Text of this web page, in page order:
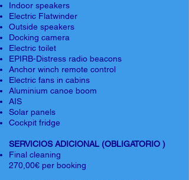
Indoor speakers
Electric Flatwinder
Outside speakers
Docking camera
Electric toilet
EPIRB-Distress radio beacons
Anchor winch remote control
Electric fans in cabins
Aluminium canoe boom
AIS
Solar panels
Cockpit fridge
SERVICIOS ADICIONAL (OBLIGATORIO )
Final cleaning
270,00€ per booking